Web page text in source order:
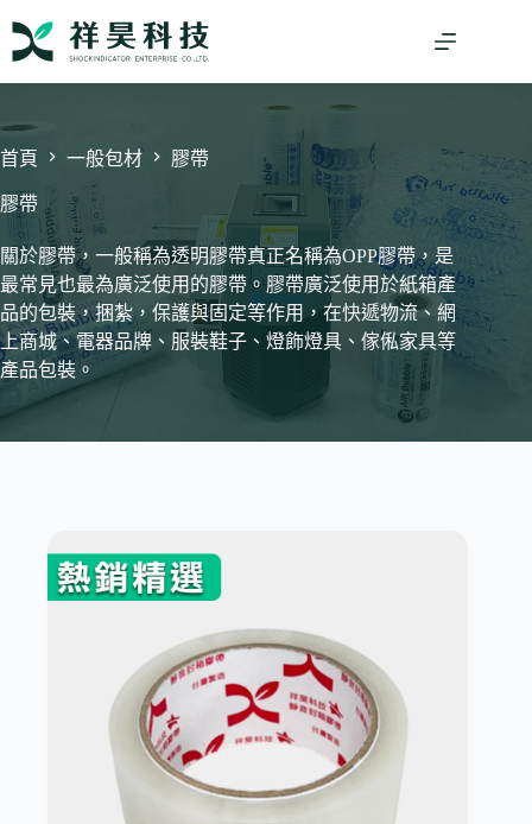
內
容
首頁 一般包材 膠帶
膠帶
關於膠帶，一般稱為透明膠帶真正名稱為OPP膠帶，是
最常見也最為廣泛使用的膠帶。膠帶廣泛使用於紙箱產
品的包裝，捆紮，保護與固定等作用，在快遞物流、網
上商城、電器品牌、服裝鞋子、燈飾燈具、傢俬家具等
產品包裝。